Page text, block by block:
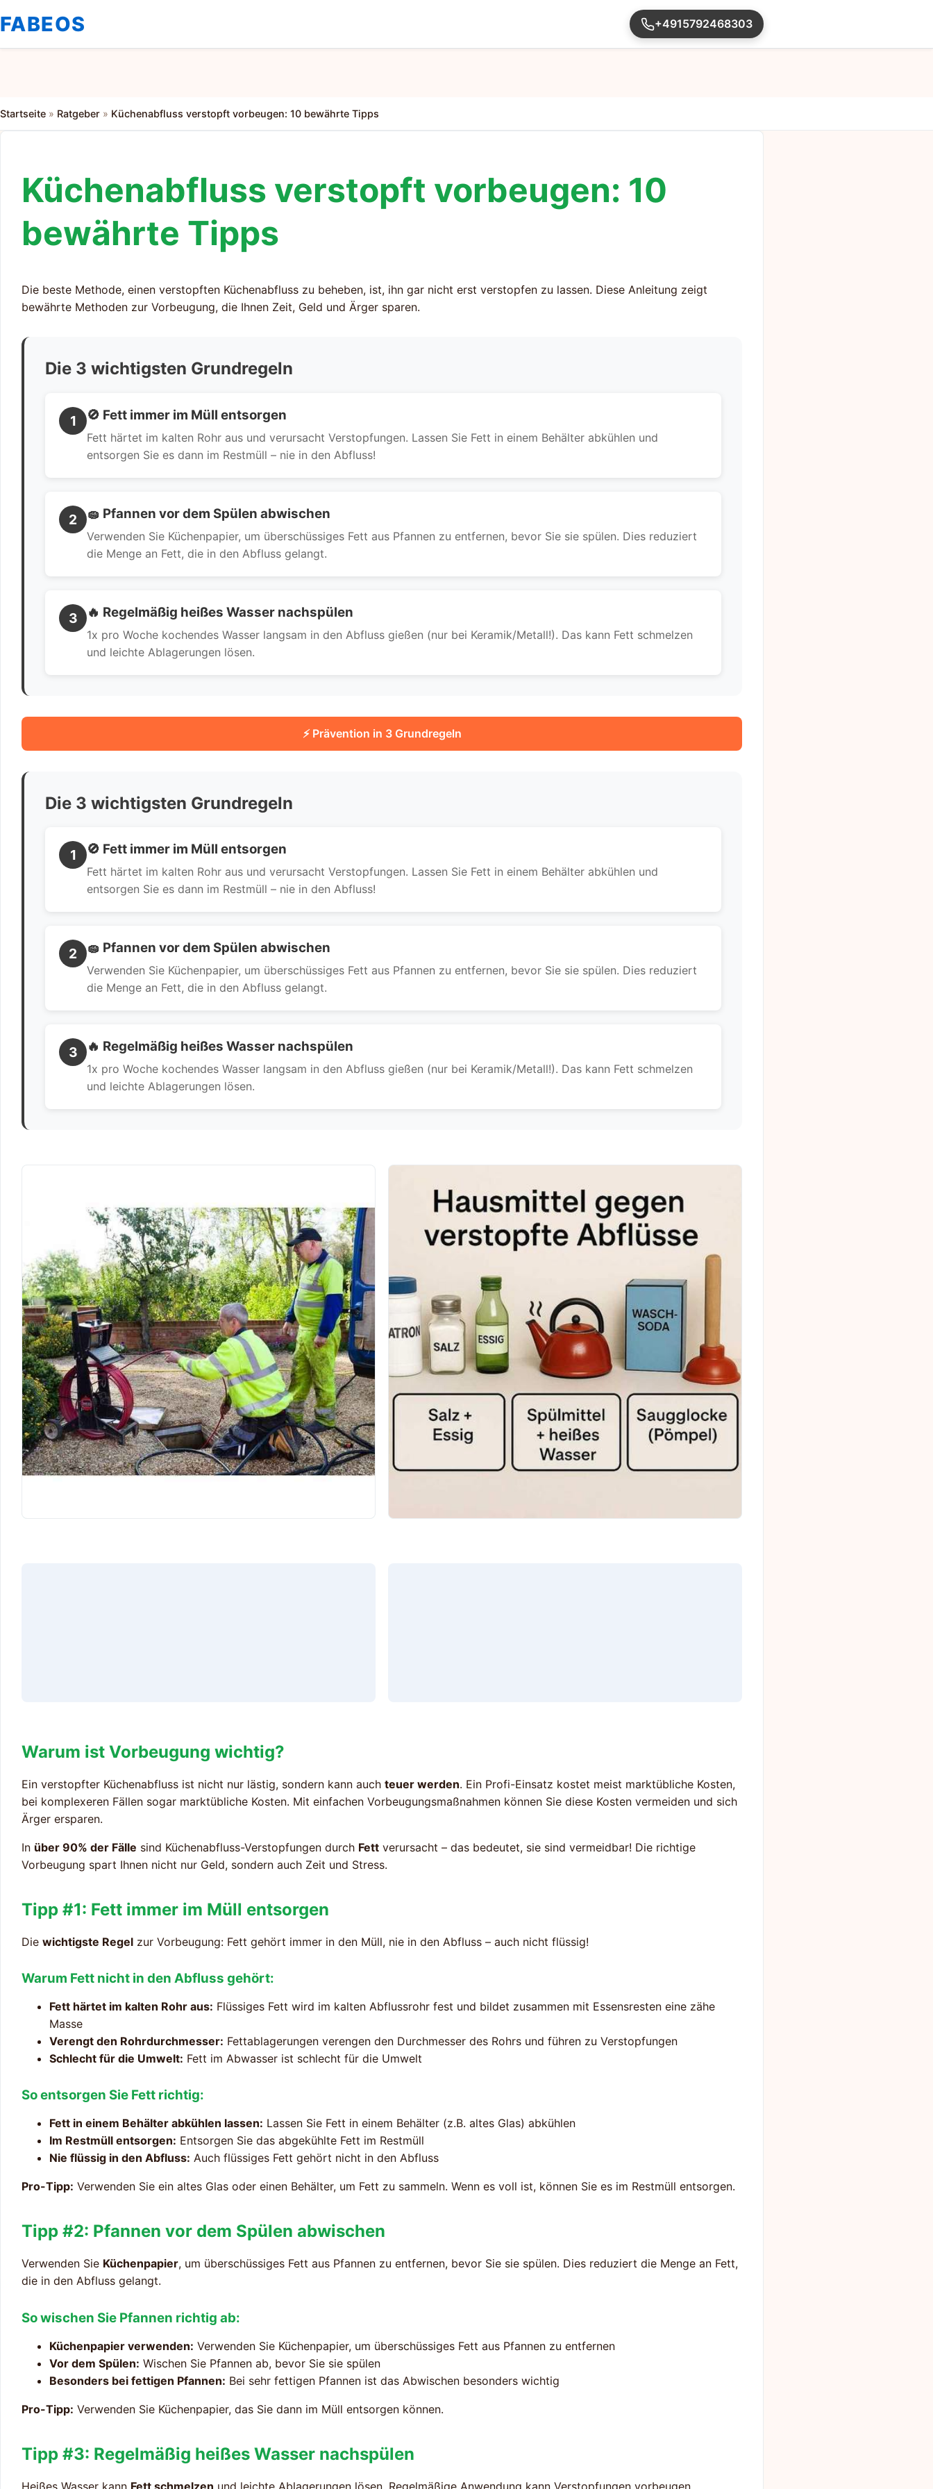
FABEOS +4915792468303
Startseite » Ratgeber » Küchenabfluss verstopft vorbeugen: 10 bewährte Tipps
Küchenabfluss verstopft vorbeugen: 10
bewährte Tipps
Die beste Methode, einen verstopften Küchenabfluss zu beheben, ist, ihn gar nicht erst verstopfen zu lassen. Diese Anleitung zeigt
bewährte Methoden zur Vorbeugung, die Ihnen Zeit, Geld und Ärger sparen.
Die 3 wichtigsten Grundregeln
1 🚫 Fett immer im Müll entsorgen
Fett härtet im kalten Rohr aus und verursacht Verstopfungen. Lassen Sie Fett in einem Behälter abkühlen und
entsorgen Sie es dann im Restmüll – nie in den Abfluss!
2 🧽 Pfannen vor dem Spülen abwischen
Verwenden Sie Küchenpapier, um überschüssiges Fett aus Pfannen zu entfernen, bevor Sie sie spülen. Dies reduziert
die Menge an Fett, die in den Abfluss gelangt.
3 🔥 Regelmäßig heißes Wasser nachspülen
1x pro Woche kochendes Wasser langsam in den Abfluss gießen (nur bei Keramik/Metall!). Das kann Fett schmelzen
und leichte Ablagerungen lösen.
⚡ Prävention in 3 Grundregeln
Die 3 wichtigsten Grundregeln
1 🚫 Fett immer im Müll entsorgen
Fett härtet im kalten Rohr aus und verursacht Verstopfungen. Lassen Sie Fett in einem Behälter abkühlen und
entsorgen Sie es dann im Restmüll – nie in den Abfluss!
2 🧽 Pfannen vor dem Spülen abwischen
Verwenden Sie Küchenpapier, um überschüssiges Fett aus Pfannen zu entfernen, bevor Sie sie spülen. Dies reduziert
die Menge an Fett, die in den Abfluss gelangt.
3 🔥 Regelmäßig heißes Wasser nachspülen
1x pro Woche kochendes Wasser langsam in den Abfluss gießen (nur bei Keramik/Metall!). Das kann Fett schmelzen
und leichte Ablagerungen lösen.
Warum ist Vorbeugung wichtig?
Ein verstopfter Küchenabfluss ist nicht nur lästig, sondern kann auch teuer werden. Ein Profi-Einsatz kostet meist marktübliche Kosten,
bei komplexeren Fällen sogar marktübliche Kosten. Mit einfachen Vorbeugungsmaßnahmen können Sie diese Kosten vermeiden und sich
Ärger ersparen.
In über 90% der Fälle sind Küchenabfluss-Verstopfungen durch Fett verursacht – das bedeutet, sie sind vermeidbar! Die richtige
Vorbeugung spart Ihnen nicht nur Geld, sondern auch Zeit und Stress.
Tipp #1: Fett immer im Müll entsorgen
Die wichtigste Regel zur Vorbeugung: Fett gehört immer in den Müll, nie in den Abfluss – auch nicht flüssig!
Warum Fett nicht in den Abfluss gehört:
Fett härtet im kalten Rohr aus: Flüssiges Fett wird im kalten Abflussrohr fest und bildet zusammen mit Essensresten eine zähe
Masse
Verengt den Rohrdurchmesser: Fettablagerungen verengen den Durchmesser des Rohrs und führen zu Verstopfungen
Schlecht für die Umwelt: Fett im Abwasser ist schlecht für die Umwelt
So entsorgen Sie Fett richtig:
Fett in einem Behälter abkühlen lassen: Lassen Sie Fett in einem Behälter (z.B. altes Glas) abkühlen
Im Restmüll entsorgen: Entsorgen Sie das abgekühlte Fett im Restmüll
Nie flüssig in den Abfluss: Auch flüssiges Fett gehört nicht in den Abfluss
Pro-Tipp: Verwenden Sie ein altes Glas oder einen Behälter, um Fett zu sammeln. Wenn es voll ist, können Sie es im Restmüll entsorgen.
Tipp #2: Pfannen vor dem Spülen abwischen
Verwenden Sie Küchenpapier, um überschüssiges Fett aus Pfannen zu entfernen, bevor Sie sie spülen. Dies reduziert die Menge an Fett,
die in den Abfluss gelangt.
So wischen Sie Pfannen richtig ab:
Küchenpapier verwenden: Verwenden Sie Küchenpapier, um überschüssiges Fett aus Pfannen zu entfernen
Vor dem Spülen: Wischen Sie Pfannen ab, bevor Sie sie spülen
Besonders bei fettigen Pfannen: Bei sehr fettigen Pfannen ist das Abwischen besonders wichtig
Pro-Tipp: Verwenden Sie Küchenpapier, das Sie dann im Müll entsorgen können.
Tipp #3: Regelmäßig heißes Wasser nachspülen
Heißes Wasser kann Fett schmelzen und leichte Ablagerungen lösen. Regelmäßige Anwendung kann Verstopfungen vorbeugen.